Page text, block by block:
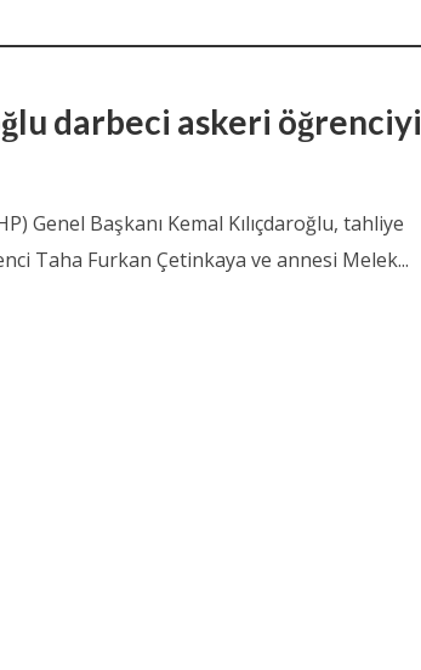
darbeci askeri öğrenciyi
Genel Başkanı Kemal Kılıçdaroğlu, tahliye
Taha Furkan Çetinkaya ve annesi Melek...